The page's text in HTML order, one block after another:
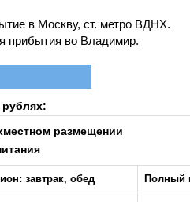
в Москву, ст. метро ВДНХ.
прибытия во Владимир.
рублях:
размещении
завтрак, обед Полный